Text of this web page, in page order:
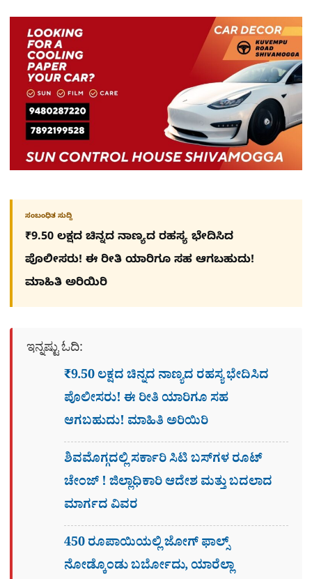
ಸಂಬಂಧಿತ ಸುದ್ದಿ
₹9.50 ಲಕ್ಷದ ಚಿನ್ನದ ನಾಣ್ಯದ ರಹಸ್ಯ ಭೇದಿಸಿದ
ಪೊಲೀಸರು! ಈ ರೀತಿ ಯಾರಿಗೂ ಸಹ ಆಗಬಹುದು!
ಮಾಹಿತಿ ಅರಿಯಿರಿ
ಇನ್ನಷ್ಟು ಓದಿ:
₹9.50 ಲಕ್ಷದ ಚಿನ್ನದ ನಾಣ್ಯದ ರಹಸ್ಯ ಭೇದಿಸಿದ
ಪೊಲೀಸರು! ಈ ರೀತಿ ಯಾರಿಗೂ ಸಹ
ಆಗಬಹುದು! ಮಾಹಿತಿ ಅರಿಯಿರಿ
ಶಿವಮೊಗ್ಗದಲ್ಲಿ ಸರ್ಕಾರಿ ಸಿಟಿ ಬಸ್​ಗಳ ರೂಟ್
ಚೇಂಜ್ ! ಜಿಲ್ಲಾಧಿಕಾರಿ ಆದೇಶ ಮತ್ತು ಬದಲಾದ
ಮಾರ್ಗದ ವಿವರ
450 ರೂಪಾಯಿಯಲ್ಲಿ ಜೋಗ್​ ಫಾಲ್ಸ್​
ನೋಡ್ಕೊಂಡು ಬರ್ಬೋದು, ಯಾರೆಲ್ಲಾ